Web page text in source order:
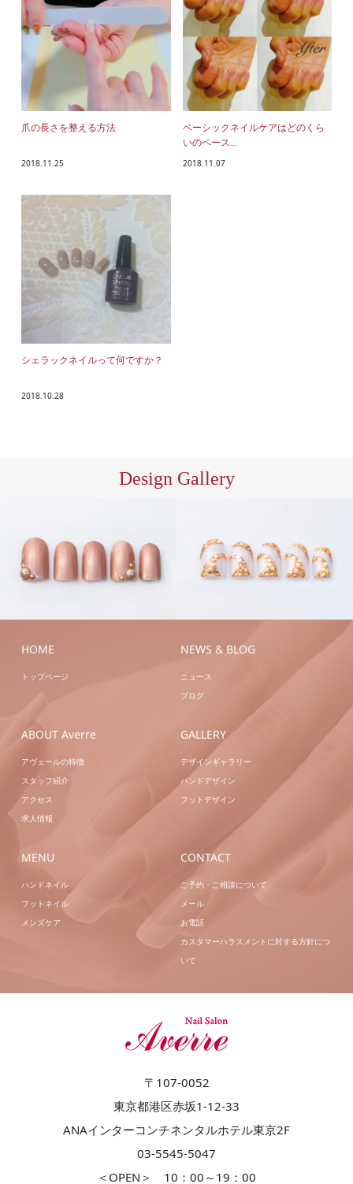
爪の長さを整える方法
2018.11.25
ベーシックネイルケアはどのくら
いのペース...
2018.11.07
シェラックネイルって何ですか？
2018.10.28
Design Gallery
S/ア
ック ハンドネイル
ハン
ルアートB ハンドネ
イル
HOME
トップページ
NEWS & BLOG
ニュース
ブログ
ABOUT Averre
アヴェールの特徴
スタッフ紹介
アクセス
求人情報
GALLERY
デザインギャラリー
ハンドデザイン
フットデザイン
MENU
ハンドネイル
フットネイル
メンズケア
CONTACT
ご予約・ご相談について
メール
お電話
カスタマーハラスメントに対する方針につ
いて
〒107-0052
東京都港区赤坂1-12-33
ANAインターコンチネンタルホテル東京2F
03-5545-5047
＜OPEN＞ 10：00～19：00